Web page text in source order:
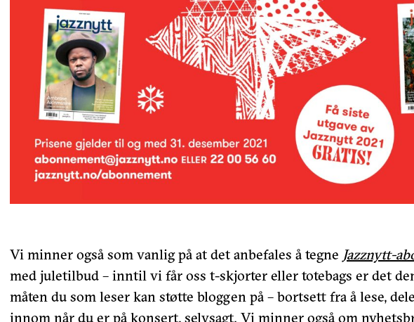
Vi minner også som vanlig på at det anbefales å tegne Jazznytt-
med juletilbud – inntil vi får oss t-skjorter eller totebags er det
måten du som leser kan støtte bloggen på – bortsett fra å lese,
innom når du er på konsert, selvsagt. Vi minner også om